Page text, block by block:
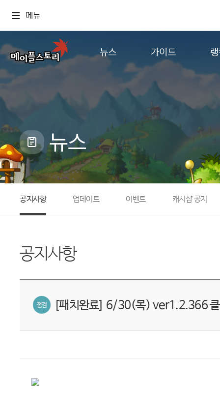
메뉴
뉴스
공지사항
업데이트
캐시샵 공지
메이플 알림판
with maple
가이드
게임정보
직업소개
확률형 아이템
NEXON NOW
뉴스
공지사항 업데이트 이벤트 캐시샵 공지
공지사항
[패치완료] 6/30(목) ver1.2.366